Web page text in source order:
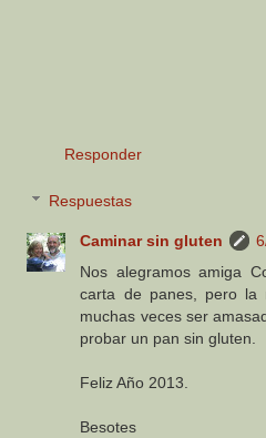
Responder
Respuestas
Caminar sin gluten
Nos alegramos amiga
carta de panes, pero la
muchas veces ser
probar un pan sin gluten.
Feliz Año 2013.
Besotes